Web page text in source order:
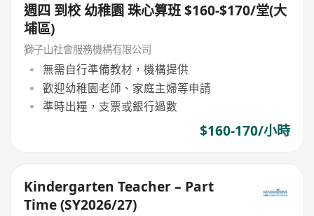
週四 到校 幼稚園 珠心算班 $160-$170/堂(大
埔區)
獅子山社會服務機構有限公司
無需自行準備教材，機構提供
歡迎幼稚園老師、家庭主婦等申請
準時出糧，支票或銀行過數
$160-170/小時
Kindergarten Teacher – Part
Time (SY2026/27)